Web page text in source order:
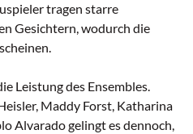
tragen starre
Gesichtern, wodurch die
Leistung des Ensembles.
Maddy Forst, Katharina
Alvarado gelingt es dennoch,